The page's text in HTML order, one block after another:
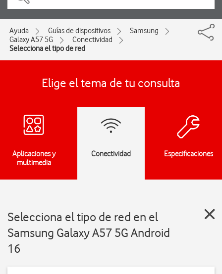
Ayuda Guías de dispositivos
Samsung
Galaxy A57 5G
Conectividad
Selecciona el tipo de red
Elige el tema de tu consulta
Aplicaciones y
multimedia
Conectividad Especificaciones
Selecciona el tipo de red en el
Samsung Galaxy A57 5G Android
16